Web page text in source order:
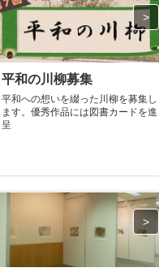
平和の川柳募集
平和への想いを綴った川柳を募集し
ます。優秀作品には図書カードを進
呈